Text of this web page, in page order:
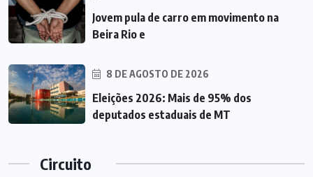
Jovem pula de carro em movimento na
Beira Rio e
8 DE AGOSTO DE 2026
Eleições 2026: Mais de 95% dos
deputados estaduais de MT
Circuito